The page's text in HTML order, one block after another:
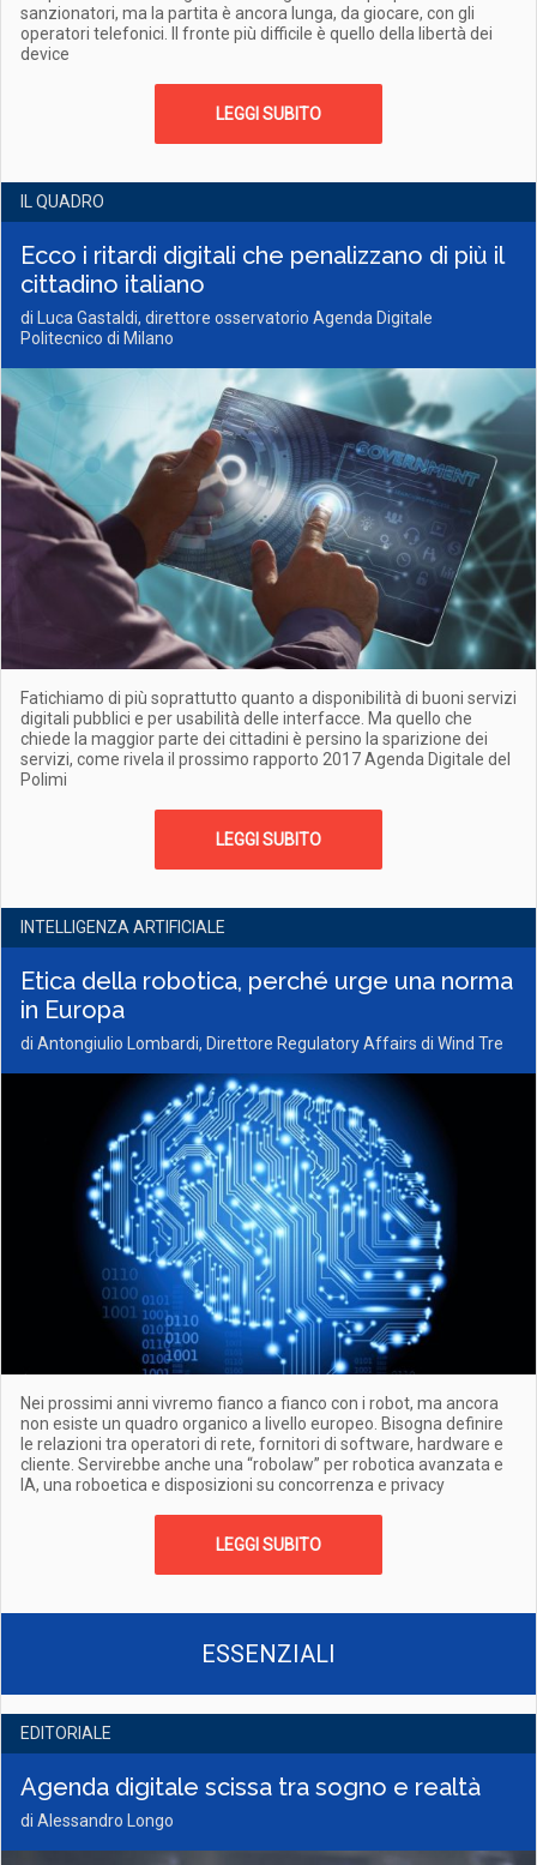
sanzionatori, ma la partita è ancora lunga, da giocare, con gli
operatori telefonici. Il fronte più difficile è quello della libertà dei
device
LEGGI SUBITO
IL QUADRO
Ecco i ritardi digitali che penalizzano di più il
cittadino italiano
di Luca Gastaldi, direttore osservatorio Agenda Digitale
Politecnico di Milano
Fatichiamo di più soprattutto quanto a disponibilità di buoni servizi
digitali pubblici e per usabilità delle interfacce. Ma quello che
chiede la maggior parte dei cittadini è persino la sparizione dei
servizi, come rivela il prossimo rapporto 2017 Agenda Digitale del
Polimi
LEGGI SUBITO
INTELLIGENZA ARTIFICIALE
Etica della robotica, perché urge una norma
in Europa
di Antongiulio Lombardi, Direttore Regulatory Affairs di Wind Tre
Nei prossimi anni vivremo fianco a fianco con i robot, ma ancora
non esiste un quadro organico a livello europeo. Bisogna definire
le relazioni tra operatori di rete, fornitori di software, hardware e
cliente. Servirebbe anche una “robolaw” per robotica avanzata e
IA, una roboetica e disposizioni su concorrenza e privacy
LEGGI SUBITO
ESSENZIALI
EDITORIALE
Agenda digitale scissa tra sogno e realtà
di Alessandro Longo